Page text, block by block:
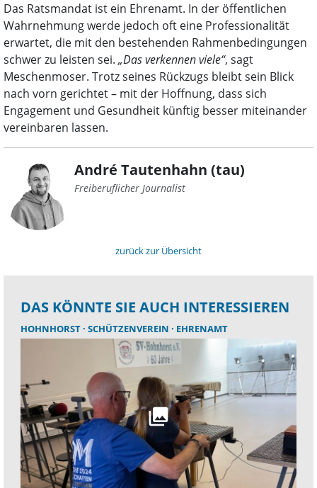
Das Ratsmandat ist ein Ehrenamt. In der öffentlichen
Wahrnehmung werde jedoch oft eine Professionalität
erwartet, die mit den bestehenden Rahmenbedingungen
schwer zu leisten sei. „Das verkennen viele“, sagt
Meschenmoser. Trotz seines Rückzugs bleibt sein Blick
nach vorn gerichtet – mit der Hoffnung, dass sich
Engagement und Gesundheit künftig besser miteinander
vereinbaren lassen.
André Tautenhahn (tau)
Freiberuflicher Journalist
zurück zur Übersicht
DAS KÖNNTE SIE AUCH INTERESSIEREN
HOHNHORST SCHÜTZENVEREIN EHRENAMT